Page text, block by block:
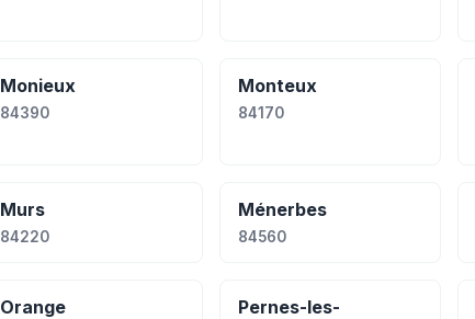
Monieux
84390
Monteux
84170
Murs
84220
Ménerbes
84560
Orange
Pernes-les-